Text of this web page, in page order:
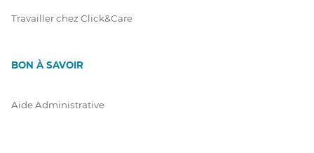
Travailler chez Click&Care
BON À SAVOIR
Aide Administrative